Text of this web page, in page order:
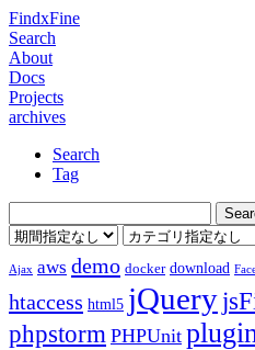
FindxFine
Search
About
Docs
Projects
archives
Search
Tag
Ajax aws demo docker download
htaccess html5 jQuery
phpstorm PHPUnit